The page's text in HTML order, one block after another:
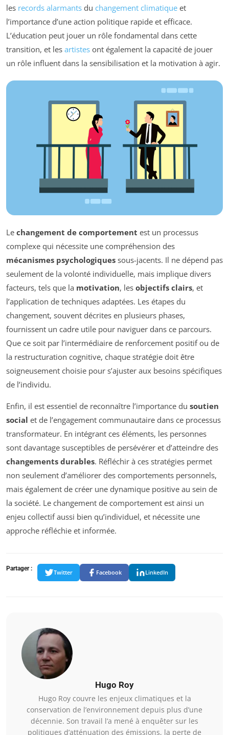
les records alarmants du changement climatique et
l’importance d’une action politique rapide et efficace.
L’éducation peut jouer un rôle fondamental dans cette
transition, et les artistes ont également la capacité de jouer
un rôle influent dans la sensibilisation et la motivation à agir.
Le changement de comportement est un processus
complexe qui nécessite une compréhension des
mécanismes psychologiques sous-jacents. Il ne dépend pas
seulement de la volonté individuelle, mais implique divers
facteurs, tels que la motivation, les objectifs clairs, et
l’application de techniques adaptées. Les étapes du
changement, souvent décrites en plusieurs phases,
fournissent un cadre utile pour naviguer dans ce parcours.
Que ce soit par l’intermédiaire de renforcement positif ou de
la restructuration cognitive, chaque stratégie doit être
soigneusement choisie pour s’ajuster aux besoins spécifiques
de l’individu.
Enfin, il est essentiel de reconnaître l’importance du soutien
social et de l’engagement communautaire dans ce processus
transformateur. En intégrant ces éléments, les personnes
sont davantage susceptibles de persévérer et d’atteindre des
changements durables. Réfléchir à ces stratégies permet
non seulement d’améliorer des comportements personnels,
mais également de créer une dynamique positive au sein de
la société. Le changement de comportement est ainsi un
enjeu collectif aussi bien qu’individuel, et nécessite une
approche réfléchie et informée.
Partager :
Twitter Facebook LinkedIn
Hugo Roy
Hugo Roy couvre les enjeux climatiques et la
conservation de l’environnement depuis plus d’une
décennie. Son travail l’a mené à enquêter sur les
politiques d’atténuation des émissions, la perte de